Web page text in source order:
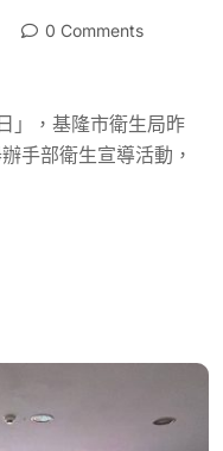
0 Comments
」，基隆市衛生局昨
手部衛生宣導活動，